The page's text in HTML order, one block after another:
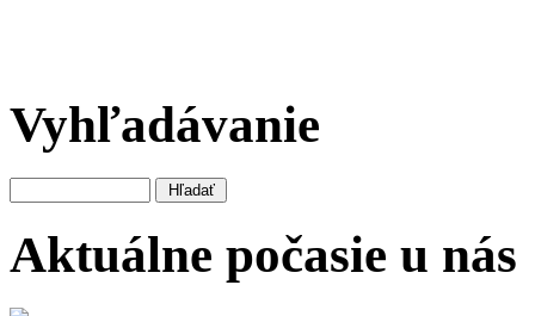
Vyhľadávanie
Aktuálne počasie u nás